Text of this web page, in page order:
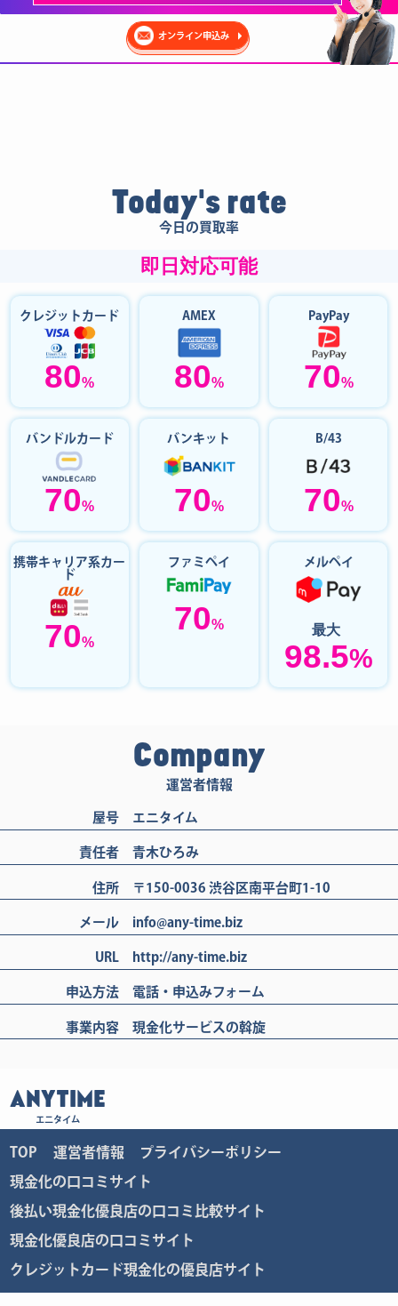
オンライン申込み
Today's rate
今日の買取率
即日対応可能
クレジットカード
80%
AMEX
80%
PayPay
70%
バンドルカード
70%
バンキット
70%
B/43
70%
携帯キャリア系カー
ド
70%
ファミペイ
70%
メルペイ
最大
98.5%
Company
運営者情報
屋号 エニタイム
責任者 青木ひろみ
住所 〒150-0036 渋谷区南平台町1-10
メール info@any-time.biz
URL http://any-time.biz
申込方法 電話・申込みフォーム
事業内容 現金化サービスの斡旋
ANYTIME
エニタイム
TOP 運営者情報 プライバシーポリシー
現金化の口コミサイト
後払い現金化優良店の口コミ比較サイト
現金化優良店の口コミサイト
クレジットカード現金化の優良店サイト